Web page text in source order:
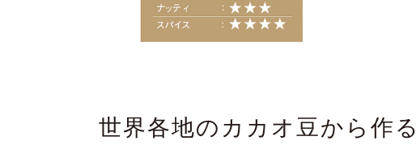
世界各地のカカオ豆から作る